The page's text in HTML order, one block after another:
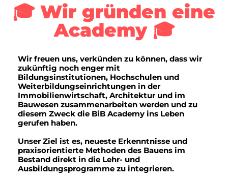
🎓 Wir gründen eine
Academy 🎓
Wir freuen uns, verkünden zu können, dass wir
zukünftig noch enger mit
Bildungsinstitutionen, Hochschulen und
Weiterbildungseinrichtungen in der
Immobilienwirtschaft, Architektur und im
Bauwesen zusammenarbeiten werden und zu
diesem Zweck die BiB Academy ins Leben
gerufen haben.
Unser Ziel ist es, neueste Erkenntnisse und
praxisorientierte Methoden des Bauens im
Bestand direkt in die Lehr- und
Ausbildungsprogramme zu integrieren.